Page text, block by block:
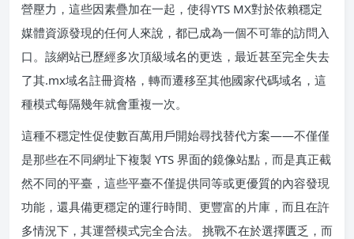
營壓力，這些因素疊加在一起，使得YTS MX對於依賴穩定
媒體資源發現的任何人來說，都已成為一個不可靠的訪問入
口。該網站已歷經多次頂級域名的更迭，最近甚至完全失去
了其.mx域名註冊資格，轉而遷移至其他國家代碼域名，這
種模式每隔幾年就會重複一次。
這種不穩定性促使數百萬用戶開始尋找替代方案——不僅僅
是那些在不同網址下複製 YTS 界面的鏡像站點，而是真正截
然不同的平臺，這些平臺不僅提供同等或更優質的內容發現
功能，還具備更穩定的運行時間、更豐富的片庫，而且在許
多情況下，其運營模式完全合法。 挑戰不在於選擇匱乏，而